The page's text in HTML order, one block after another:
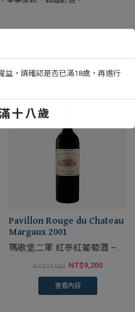
益，請確認是否已滿18歲，再進行
十八歲
Pavillon Rouge du Chateau
Margaux 2001
瑪歌堡二軍 紅亭紅葡萄酒 –
NT$11,000 NT$9,200
查看內容